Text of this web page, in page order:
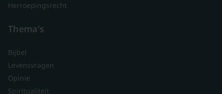
Herroepingsrecht
Thema's
Bijbel
Levensvragen
Opinie
Spiritualiteit